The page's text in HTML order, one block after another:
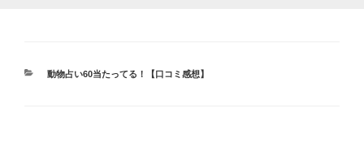
カ
動物占い60当たってる！【口コミ感想】